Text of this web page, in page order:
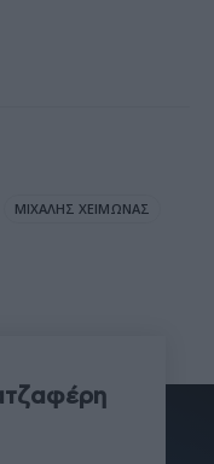
ΜΙΧΆΛΗΣ ΧΕΙΜΏΝΑΣ